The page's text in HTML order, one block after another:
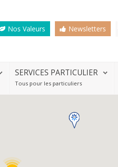
Nos Valeurs Newsletters
SERVICES PARTICULIER
Tous pour les particuliers